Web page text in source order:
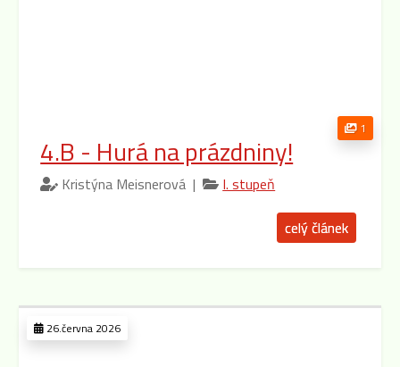
1
4.B - Hurá na prázdniny!
Kristýna Meisnerová | I. stupeň
celý článek
26.června 2026